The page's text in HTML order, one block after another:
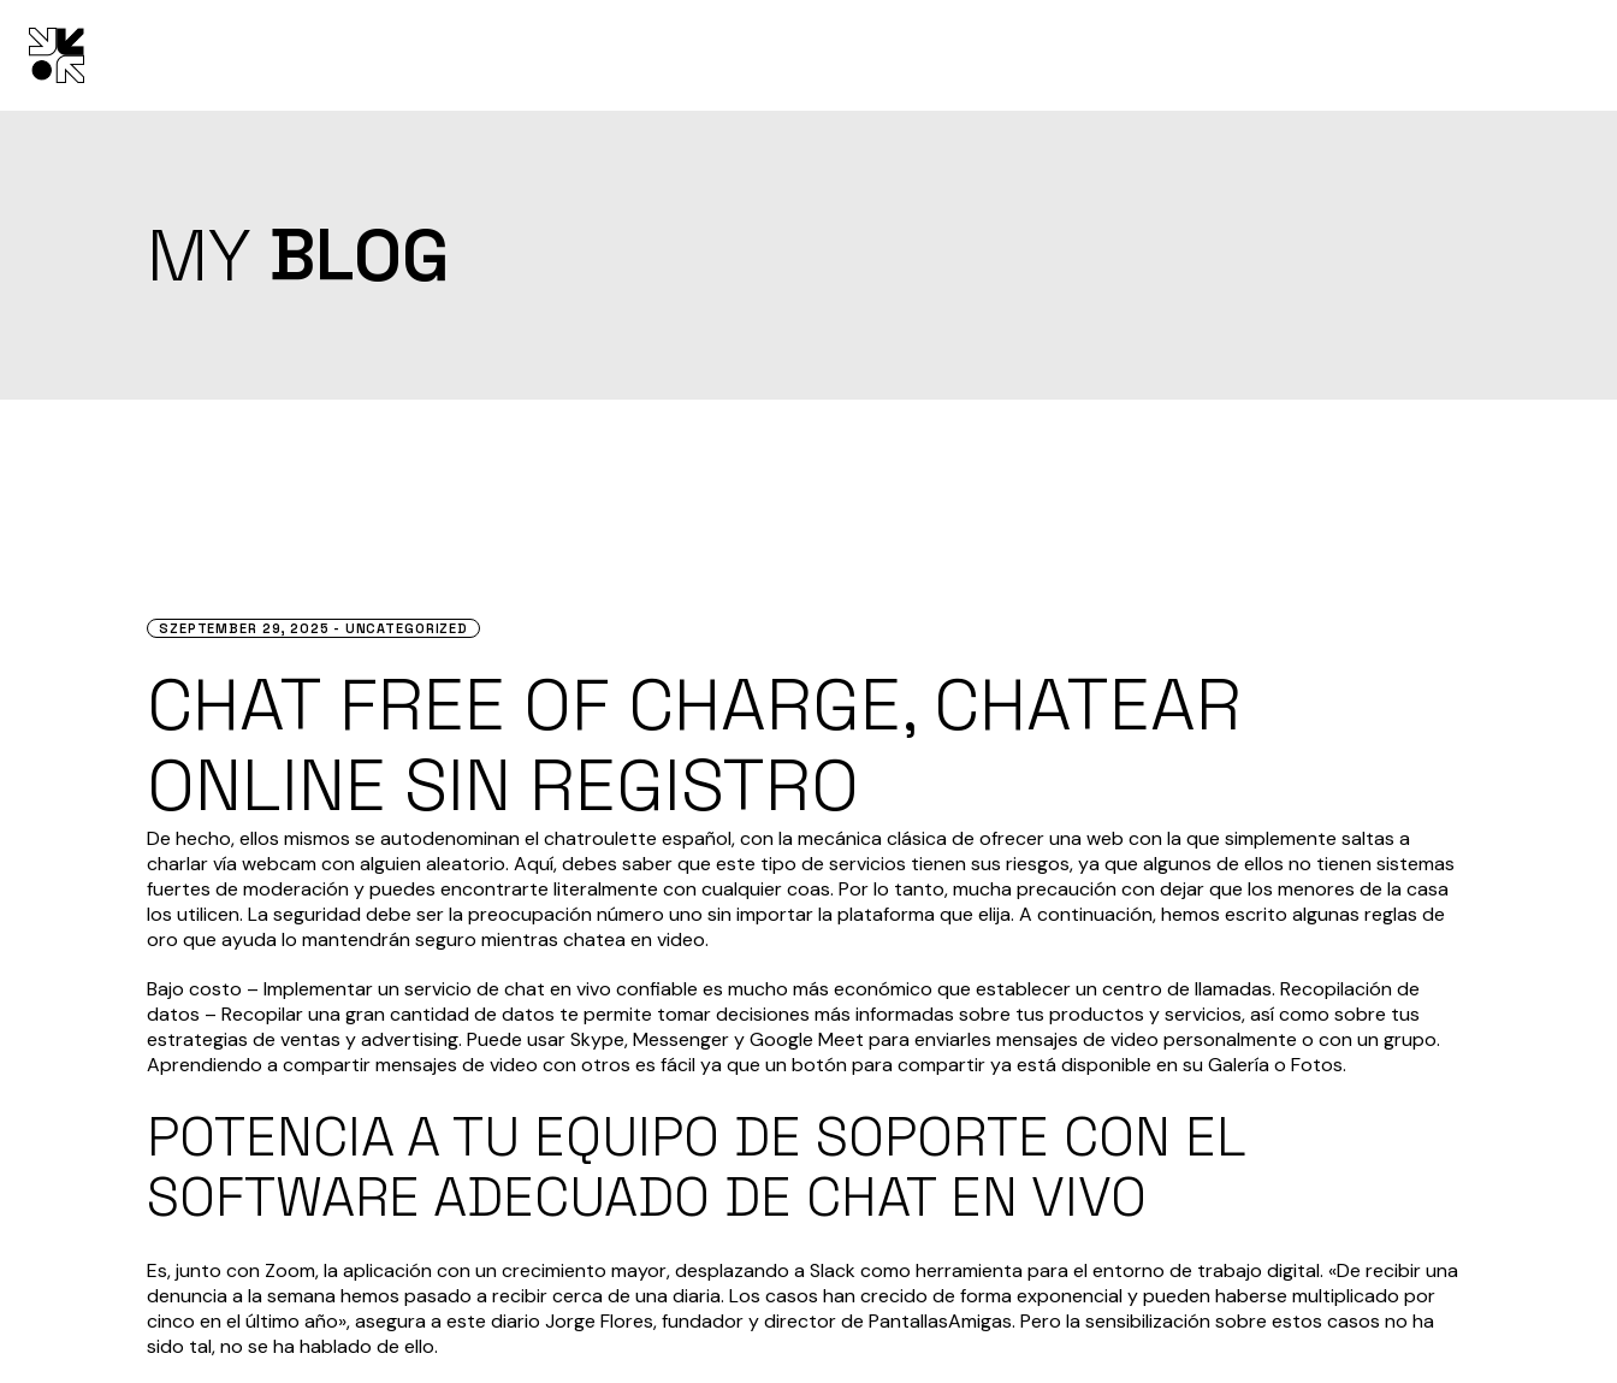
content
MY BLOG
SZEPTEMBER 29, 2025 UNCATEGORIZED
CHAT FREE OF CHARGE, CHATEAR
ONLINE SIN REGISTRO
De hecho, ellos mismos se autodenominan el chatroulette español, con la mecánica clásica de ofrecer una web con la que simplemente saltas a
charlar vía webcam con alguien aleatorio. Aquí, debes saber que este tipo de servicios tienen sus riesgos, ya que algunos de ellos no tienen sistemas
fuertes de moderación y puedes encontrarte literalmente con cualquier coas. Por lo tanto, mucha precaución con dejar que los menores de la casa
los utilicen. La seguridad debe ser la preocupación número uno sin importar la plataforma que elija. A continuación, hemos escrito algunas reglas de
oro que ayuda lo mantendrán seguro mientras chatea en video.
Bajo costo – Implementar un servicio de chat en vivo confiable es mucho más económico que establecer un centro de llamadas. Recopilación de
datos – Recopilar una gran cantidad de datos te permite tomar decisiones más informadas sobre tus productos y servicios, así como sobre tus
estrategias de ventas y advertising. Puede usar Skype, Messenger y Google Meet para enviarles mensajes de video personalmente o con un grupo.
Aprendiendo a compartir mensajes de video con otros es fácil ya que un botón para compartir ya está disponible en su Galería o Fotos.
POTENCIA A TU EQUIPO DE SOPORTE CON EL
SOFTWARE ADECUADO DE CHAT EN VIVO
Es, junto con Zoom, la aplicación con un crecimiento mayor, desplazando a Slack como herramienta para el entorno de trabajo digital. «De recibir una
denuncia a la semana hemos pasado a recibir cerca de una diaria. Los casos han crecido de forma exponencial y pueden haberse multiplicado por
cinco en el último año», asegura a este diario Jorge Flores, fundador y director de PantallasAmigas. Pero la sensibilización sobre estos casos no ha
sido tal, no se ha hablado de ello.